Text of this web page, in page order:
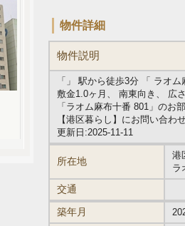
物件詳細
物件説明
「」 駅から徒歩3分 「 ラオ
敷金1.0ヶ月、 南東向き、 広
「ラオム麻布十番 801」のお
【港区暮らし】にお問い合わ
更新日:2025-11-11
所在地
港
ラ
交通
築年月